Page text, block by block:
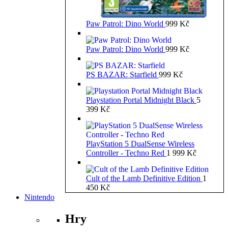
Paw Patrol: Dino World 999 Kč
Paw Patrol: Dino World 999 Kč
PS BAZAR: Starfield 999 Kč
Playstation Portal Midnight Black 5
399 Kč
PlayStation 5 DualSense Wireless
Controller - Techno Red 1 999 Kč
Cult of the Lamb Definitive Edition 1
450 Kč
Nintendo
Hry